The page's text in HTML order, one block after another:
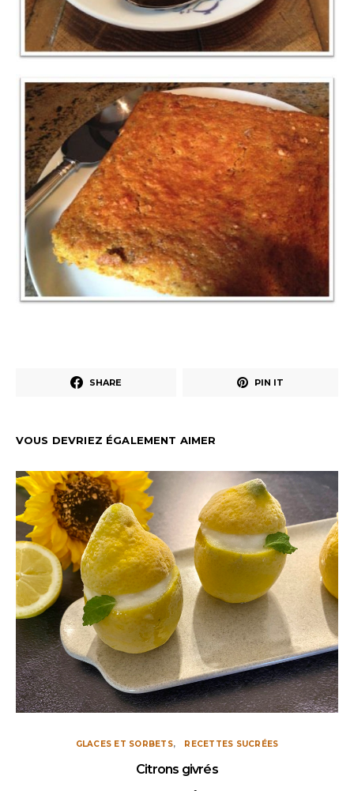
SHARE PIN IT
VOUS DEVRIEZ ÉGALEMENT AIMER
GLACES ET SORBETS RECETTES SUCRÉES
Citrons givrés